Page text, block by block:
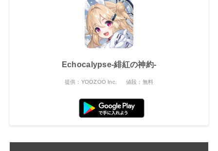
Echocalypse-緋紅の神約-
提供：YOOZOO Inc. 値段：無料